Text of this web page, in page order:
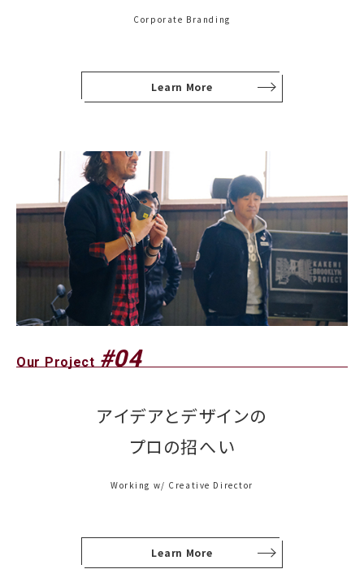
Corporate Branding
Learn More
Our Project #04
アイデアとデザインの
プロの招へい
Working w/ Creative Director
Learn More